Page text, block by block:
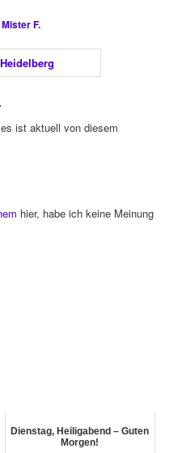
Mister F.
ist aktuell von diesem
hier, habe ich keine Meinung
Dienstag, Heiligabend – Guten
Morgen!